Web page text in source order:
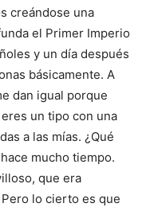
creándose una
el Primer Imperio
y un día después
básicamente. A
dan igual porque
un tipo con una
a las mías. ¿Qué
mucho tiempo.
que era
lo cierto es que